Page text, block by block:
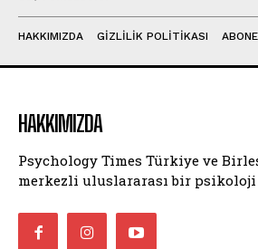
HAKKIMIZDA GIZLILIK POLITIKASI
HAKKIMIZDA
Psychology Times Türkiye ve
merkezli uluslararası bir